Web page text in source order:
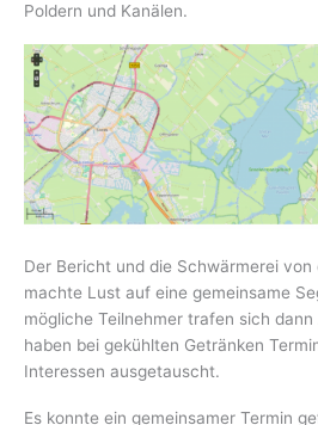
Poldern und Kanälen.
Der Bericht und die Schwärmerei von
machte Lust auf eine gemeinsame
mögliche Teilnehmer trafen sich
haben bei gekühlten Getränken
Interessen ausgetauscht.
Es konnte ein gemeinsamer Termin